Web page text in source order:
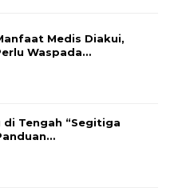
Medis Diakui,
Waspada…
di Tengah “Segitiga